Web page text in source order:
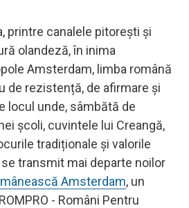
printre canalele pitorești și
olandeză, în inima
Amsterdam, limba română
de rezistență, de afirmare și
locul unde, sâmbătă de
școli, cuvintele lui Creangă,
tradiționale și valorile
transmit mai departe noilor
Amsterdam, un
- Români Pentru